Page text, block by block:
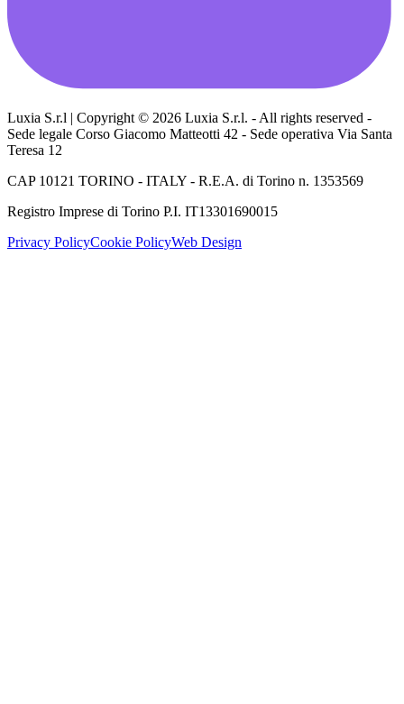
Luxia S.r.l | Copyright © 2026 Luxia S.r.l. - All rights reserved -
Sede legale Corso Giacomo Matteotti 42 - Sede operativa Via Santa
Teresa 12
CAP 10121 TORINO - ITALY - R.E.A. di Torino n. 1353569
Registro Imprese di Torino P.I. IT13301690015
Privacy PolicyCookie PolicyWeb Design